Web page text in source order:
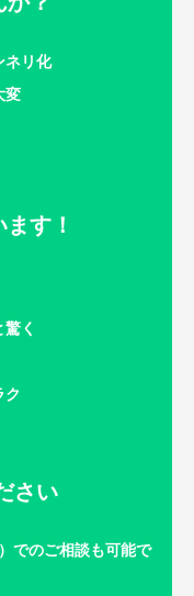
ネリ化
変
す！
く
ク
さい
でのご相談も可能で